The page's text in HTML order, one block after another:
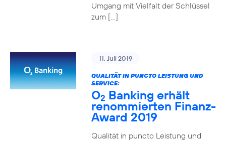
Umgang mit Vielfalt der Schlüssel
zum […]
11. Juli 2019
QUALITÄT IN PUNCTO LEISTUNG UND
SERVICE:
O2 Banking erhält
renommierten Finanz-
Award 2019
Qualität in puncto Leistung und